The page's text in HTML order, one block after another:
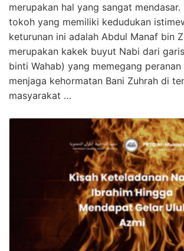
merupakan hal yang sangat mendasar.
tokoh yang memiliki kedudukan
keturunan ini adalah Abdul Manaf bin
merupakan kakek buyut Nabi dari
binti Wahab) yang memegang
menjaga kehormatan Bani Zuhrah di
masyarakat …